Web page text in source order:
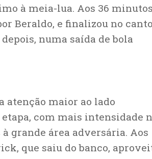
à meia-lua. Aos 36
Beraldo, e finalizou no canto
numa saída de bola
atenção maior ao lado
com mais intensidade
grande área adversária. Aos
que saiu do banco,